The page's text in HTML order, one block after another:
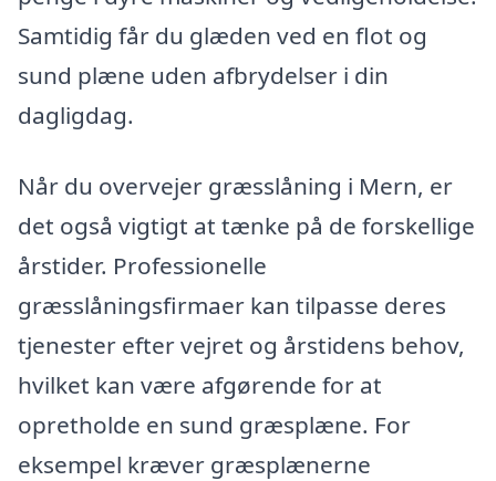
Samtidig får du glæden ved en flot og
sund plæne uden afbrydelser i din
dagligdag.
Når du overvejer græsslåning i Mern, er
det også vigtigt at tænke på de forskellige
årstider. Professionelle
græsslåningsfirmaer kan tilpasse deres
tjenester efter vejret og årstidens behov,
hvilket kan være afgørende for at
opretholde en sund græsplæne. For
eksempel kræver græsplænerne